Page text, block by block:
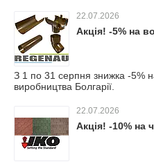
22.07.2026
Акція! -5% на
З 1 по 31 серпня знижка -5%
виробництва Болгарії.
22.07.2026
Акція! -10% на